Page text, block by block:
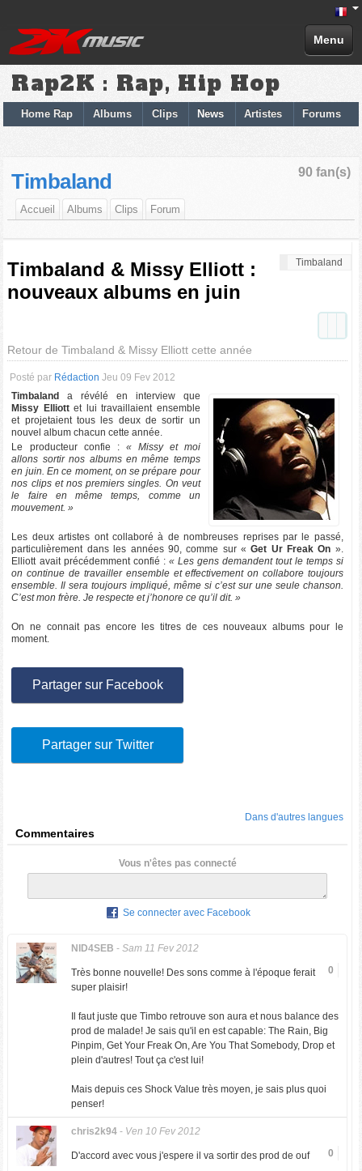
Menu
Rap2K : Rap, Hip Hop
Home Rap Albums Clips News Artistes Forums
90 fan(s)
Timbaland
Accueil Albums Clips Forum
Timbaland
Timbaland & Missy Elliott :
nouveaux albums en juin
Retour de Timbaland & Missy Elliott cette année
Posté par Rédaction Jeu 09 Fev 2012
Timbaland
a révélé en interview que
Missy Elliottet lui travaillaient ensemble
et projetaient tous les deux de sortir un
nouvel album chacun cette année.
Le producteur confie : « Missy et moi
allons sortir nos albums en même temps
en juin. En ce moment, on se prépare pour
nos clips et nos premiers singles. On veut
le faire en même temps, comme un
mouvement. »
Les deux artistes ont collaboré à de nombreuses reprises par le passé,
particulièrement dans les années 90, comme sur «Get Ur Freak On ».
Elliott avait précédemment confié : « Les gens demandent tout le temps si
on continue de travailler ensemble et effectivement on collabore toujours
ensemble. Il sera toujours impliqué, même si c’est sur une seule chanson.
C’est mon frère. Je respecte et j’honore ce qu’il dit. »
On ne connait pas encore les titres de ces nouveaux albums pour le
moment.
Partager sur Facebook
Partager sur Twitter
Dans d'autres langues
Commentaires
Vous n'êtes pas connecté
Se connecter avec Facebook
NID4SEB - Sam 11 Fev 2012
0
Très bonne nouvelle! Des sons comme à l'époque ferait
super plaisir!
Il faut juste que Timbo retrouve son aura et nous balance des
prod de malade! Je sais qu'il en est capable: The Rain, Big
Pinpim, Get Your Freak On, Are You That Somebody, Drop et
plein d'autres! Tout ça c'est lui!
Mais depuis ces Shock Value très moyen, je sais plus quoi
penser!
chris2k94- Ven 10 Fev 2012
0
D'accord avec vous j'espere il va sortir des prod de ouf